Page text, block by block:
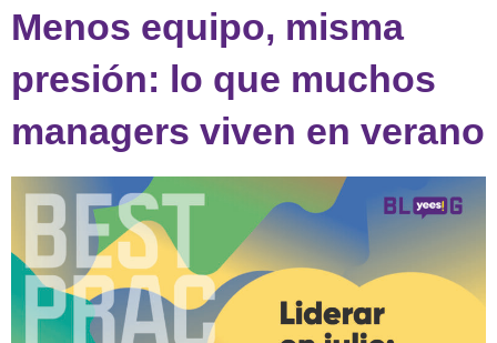
Menos equipo, misma
presión: lo que muchos
managers viven en verano